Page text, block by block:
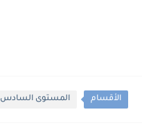
الأقسام المستوى السادس